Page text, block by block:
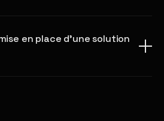
en place d'une solution